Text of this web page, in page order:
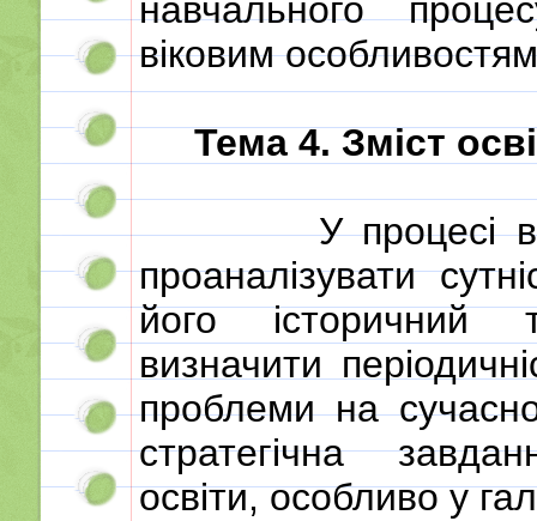
навчального
віковим особливостям
Тема 4. Зміст
У процесі
проаналізувати
його історичний
визначити
проблеми на
стратегічна
освіти, особливо у